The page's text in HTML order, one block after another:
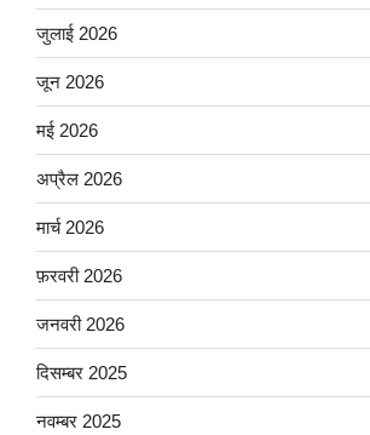
जुलाई 2026
जून 2026
मई 2026
अप्रैल 2026
मार्च 2026
फ़रवरी 2026
जनवरी 2026
दिसम्बर 2025
नवम्बर 2025